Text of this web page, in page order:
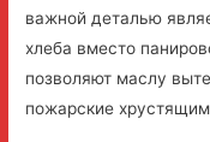
важной деталью
хлеба вместо
позволяют маслу
пожарские